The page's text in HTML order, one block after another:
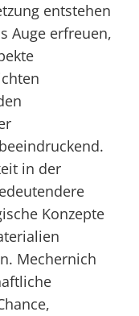
entstehen
Auge erfreuen,
in der
Konzepte
Mechernich